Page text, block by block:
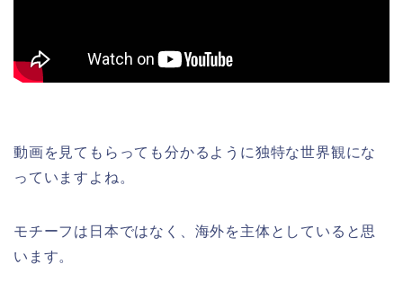
動画を見てもらっても分かるように独特な世界観にな
っていますよね。
モチーフは日本ではなく、海外を主体としていると思
います。